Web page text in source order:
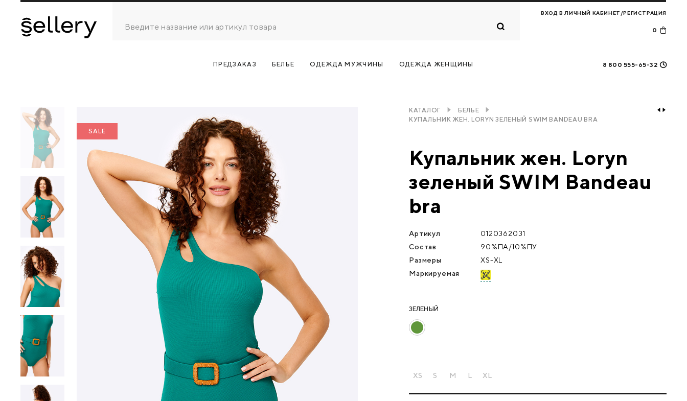
SALE
КАТАЛОГ
БЕЛЬЕ
КУПАЛЬНИК ЖЕН. LORYN ЗЕЛЕНЫЙ SWIM BANDEAU BRA
Купальник жен. Loryn
зеленый SWIM Bandeau
bra
Артикул
0120362031
Состав
90%ПА/10%ПУ
Размеры
XS-XL
Маркируемая
ЗЕЛЕНЫЙ
XS S M L XL
ВХОД В ЛИЧНЫЙ КАБИНЕТ/РЕГИСТРАЦИЯ
0
ПРЕДЗАКАЗ БЕЛЬЕ ОДЕЖДА МУЖЧИНЫ ОДЕЖДА ЖЕНЩИНЫ 8 800 555-65-32